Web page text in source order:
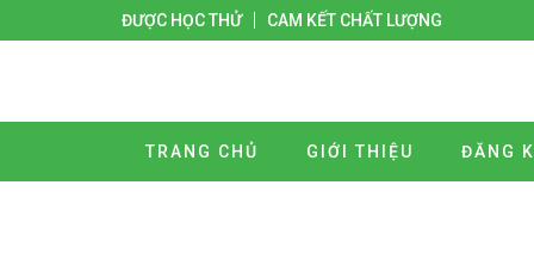
ĐƯỢC HỌC THỬ CAM KẾT CHẤT LƯỢNG
TRANG CHỦ GIỚI THIỆU ĐĂNG